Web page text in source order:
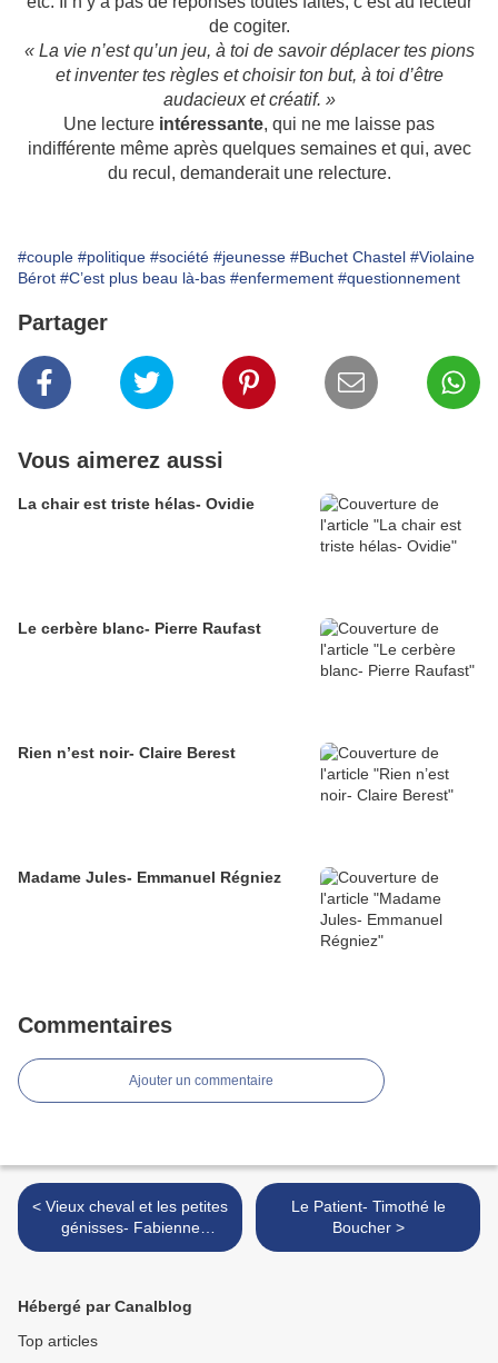
de cogiter.
« La vie n’est qu’un jeu, à toi de savoir déplacer tes pions
et inventer tes règles et choisir ton but, à toi d’être
audacieux et créatif. »
Une lecture intéressante, qui ne me laisse pas
indifférente même après quelques semaines et qui, avec
du recul, demanderait une relecture.
#couple #politique #société #jeunesse #Buchet Chastel #Violaine
Bérot #C’est plus beau là-bas #enfermement #questionnement
Partager
Vous aimerez aussi
La chair est triste hélas- Ovidie
Le cerbère blanc- Pierre Raufast
Rien n’est noir- Claire Berest
Madame Jules- Emmanuel Régniez
Commentaires
Ajouter un commentaire
< Vieux cheval et les petites
génisses- Fabienne
Mounier, Daniel Hénon
Le Patient- Timothé le
Boucher >
Hébergé par Canalblog
Top articles